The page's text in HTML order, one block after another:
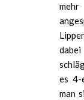
es 4-
man